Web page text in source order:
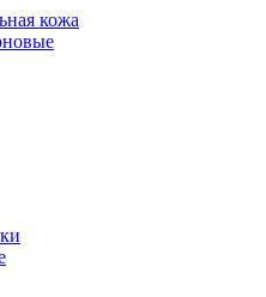
кожа